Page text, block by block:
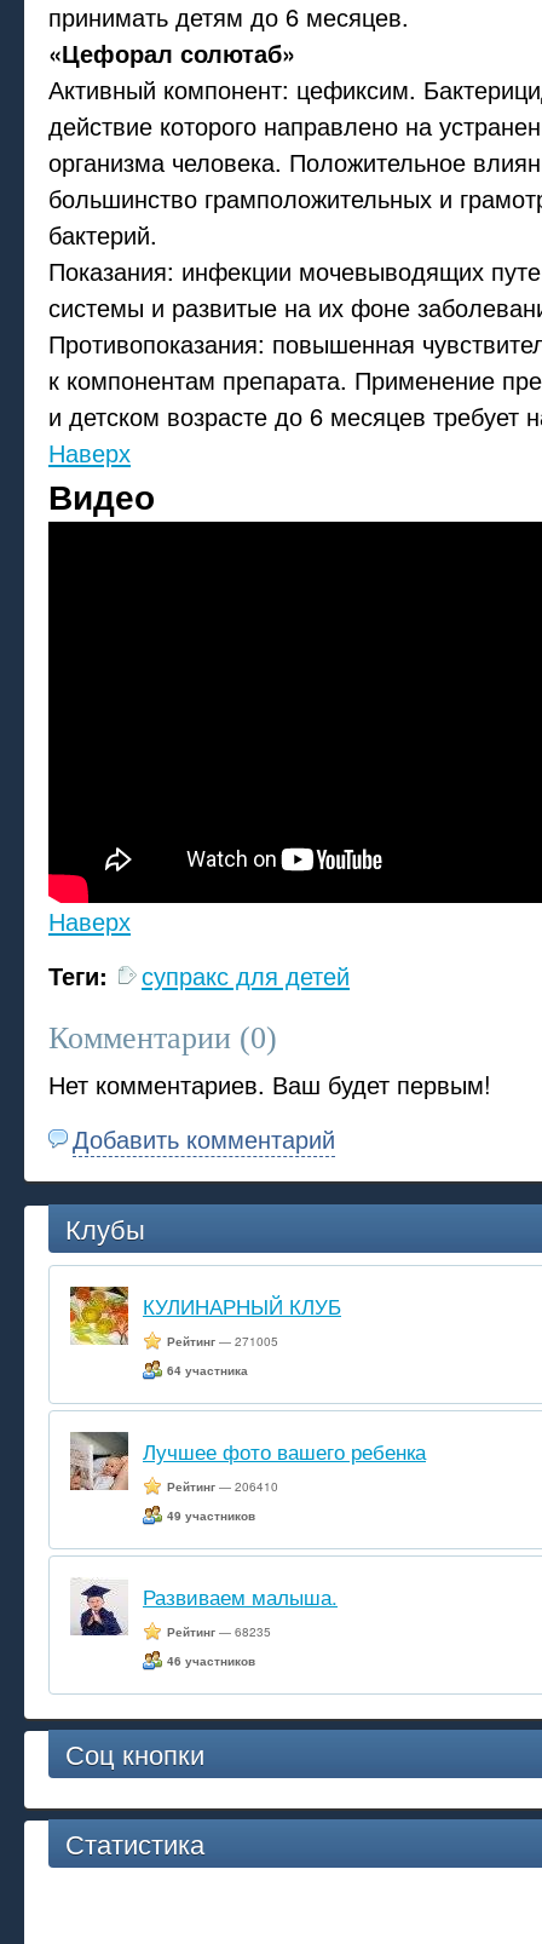
принимать детям до 6 месяцев.
«Цефорал солютаб»
Активный компонент: цефиксим.
действие которого направлено на
организма человека. Положительное
большинство грамположительных и
бактерий.
Показания: инфекции мочевыводящих
системы и развитые на их фоне
Противопоказания: повышенная
к компонентам препарата. Применение
и детском возрасте до 6 месяцев требует
Наверх
Видео
Наверх
Теги:
супракс для детей
Комментарии (0)
Нет комментариев. Ваш будет первым!
Добавить комментарий
Клубы
КУЛИНАРНЫЙ КЛУБ
Рейтинг — 271005
64 участника
Лучшее фото вашего ребенка
Рейтинг — 206410
49 участников
Развиваем малыша.
Рейтинг — 68235
46 участников
Соц кнопки
Статистика